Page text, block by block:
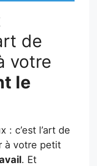
de
votre
le
: c’est l’art de
à votre petit
. Et